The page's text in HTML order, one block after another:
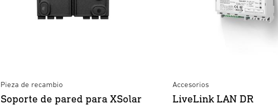
Pieza de recambio
Soporte de pared para XSolar
Accesorios
LiveLink LAN DR